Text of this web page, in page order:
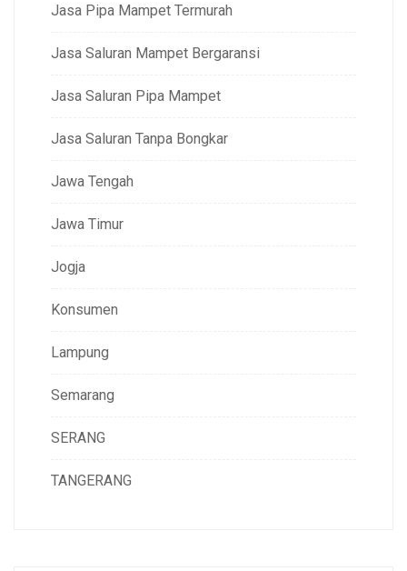
Jasa Pipa Mampet Termurah
Jasa Saluran Mampet Bergaransi
Jasa Saluran Pipa Mampet
Jasa Saluran Tanpa Bongkar
Jawa Tengah
Jawa Timur
Jogja
Konsumen
Lampung
Semarang
SERANG
TANGERANG